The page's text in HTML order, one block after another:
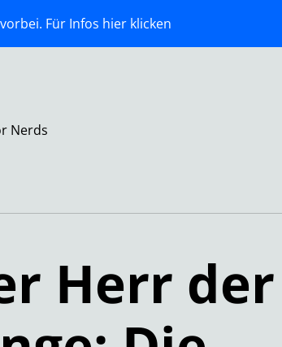
Für Infos hier klicken
Nerds
Herr der